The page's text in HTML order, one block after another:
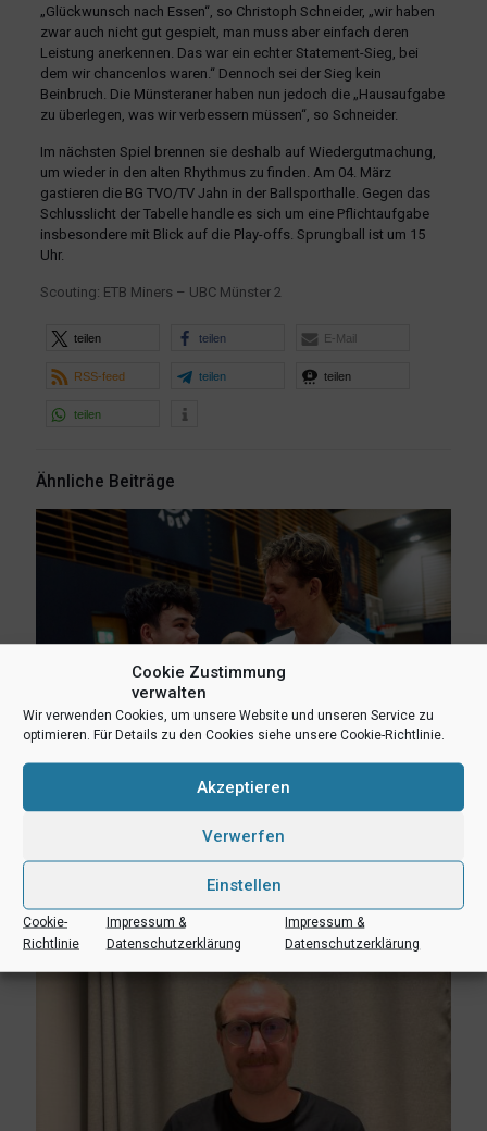
Cookie Zustimmung
verwalten
Wir verwenden Cookies, um unsere Website und unseren Service zu
optimieren. Für Details zu den Cookies siehe unsere Cookie-Richtlinie.
Akzeptieren
Verwerfen
Einstellen
Cookie-
Richtlinie
Impressum &
Datenschutzerklärung
Impressum &
Datenschutzerklärung
„Glückwunsch nach Essen“, so Christoph Schneider, „wir haben
zwar auch nicht gut gespielt, man muss aber einfach deren
Leistung anerkennen. Das war ein echter Statement-Sieg, bei
dem wir chancenlos waren.“ Dennoch sei der Sieg kein
Beinbruch. Die Münsteraner haben nun jedoch die „Hausaufgabe
zu überlegen, was wir verbessern müssen“, so Schneider.
Im nächsten Spiel brennen sie deshalb auf Wiedergutmachung,
um wieder in den alten Rhythmus zu finden. Am 04. März
gastieren die BG TVO/TV Jahn in der Ballsporthalle. Gegen das
Schlusslicht der Tabelle handle es sich um eine Pflichtaufgabe
insbesondere mit Blick auf die Play-offs. Sprungball ist um 15
Uhr.
Scouting: ETB Miners – UBC Münster 2
teilen teilen E-Mail
RSS-feed teilen teilen
teilen
Ähnliche Beiträge